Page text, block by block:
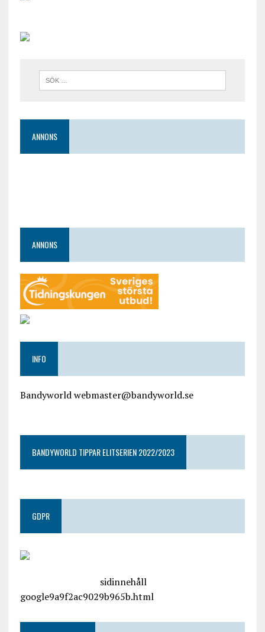
ANNONS
ANNONS
INFO
Bandyworld webmaster@bandyworld.se
BANDYWORLD TIPPAR ELITSERIEN 2022/2023
GDPR
sidinnehåll
google9a9f2ac9029b965b.html